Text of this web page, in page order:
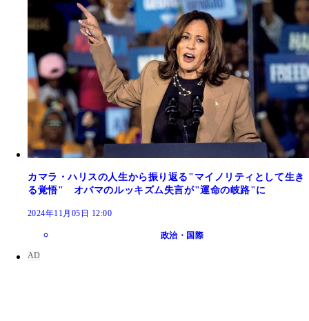
カマラ・ハリスの人生から振り返る"マイノリティとして生き
る覚悟" オバマのルッキズム失言が"運命の岐路"に
2024年11月05日 12:00
政治・国際